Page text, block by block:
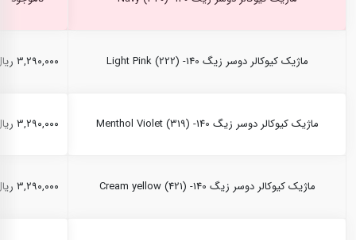
ماژیک کیوکالر دوسر زیگ Light Pink (222) -140 ۳,۲۹۰,۰۰۰ ریال
ماژیک کیوکالر دوسر زیگ Menthol Violet (319) -140 ۳,۲۹۰,۰۰۰ ریال
ماژیک کیوکالر دوسر زیگ Cream yellow (421) -140 ۳,۲۹۰,۰۰۰ ریال